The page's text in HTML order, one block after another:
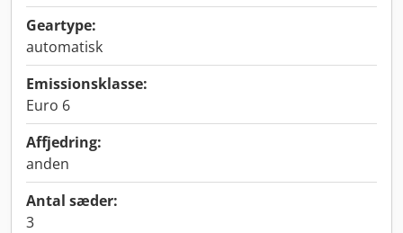
Geartype:
automatisk
Emissionsklasse:
Euro 6
Affjedring:
anden
Antal sæder:
3